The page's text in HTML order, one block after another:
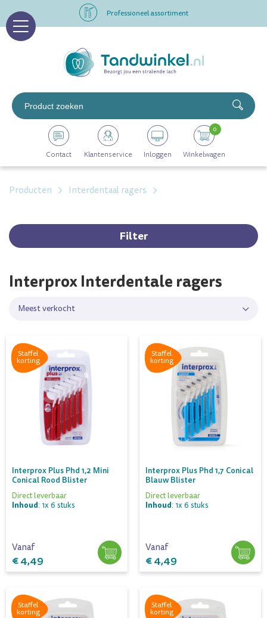
Professioneel assortiment
Op werkdagen voor 16.00 uur besteld, morgen in huis
Professioneel assortiment
Altijd op voorraad
Contact Klantenservice Inloggen Winkelwagen
0
Producten Interdentaal ragers
Filter
Interprox Interdentale ragers
Meest verkocht
Staffel
korting
Interprox Plus Phd 1,2 Mini
Conical Rood Blister
Direct leverbaar
Inhoud: 1x 6 stuks
Vanaf
€ 4,49
Staffel
korting
Interprox Plus Phd 1,7 Conical
Blauw Blister
Direct leverbaar
Inhoud: 1x 6 stuks
Vanaf
€ 4,49
Staffel
korting
Staffel
korting